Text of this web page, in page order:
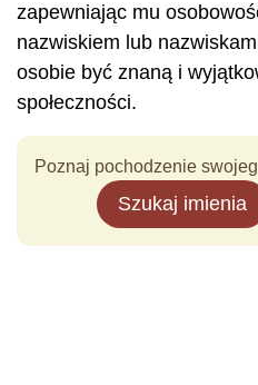
zapewniając mu
nazwiskiem lub
osobie być znaną i
społeczności.
Poznaj pochodzenie
Szukaj imienia